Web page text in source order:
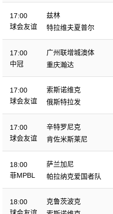
17:00
球会友谊
兹林
特拉维夫夏普尔
17:00
中冠
广州联增城澳体
重庆瀚达
17:00
球会友谊
索斯诺维克
俄斯特拉发
17:00
球会友谊
辛特罗尼克
肯佐米斯莱尼
18:00
菲MPBL
萨兰加尼
帕拉纳克爱国者队
18:00
克鲁茨波克